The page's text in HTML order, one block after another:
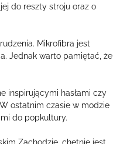
do reszty stroju oraz o
Mikrofibra jest
Jednak warto pamiętać, że
inspirującymi hasłami czy
ostatnim czasie w modzie
do popkultury.